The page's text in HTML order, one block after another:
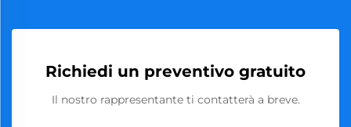
Richiedi un preventivo gratuito
Il nostro rappresentante ti contatterà a breve.